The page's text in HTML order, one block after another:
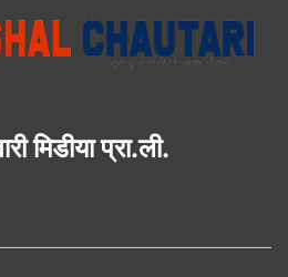
मिडीया प्रा.ली.